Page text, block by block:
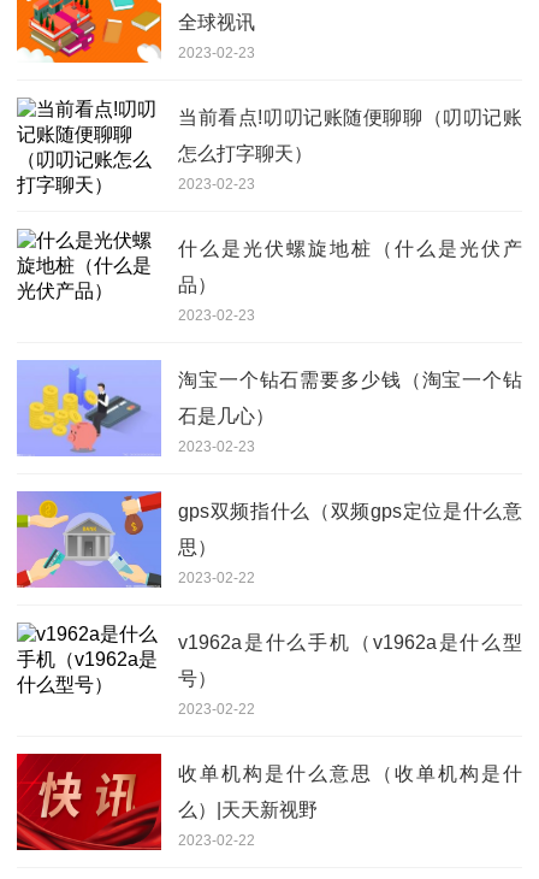
全球视讯
2023-02-23
当前看点!叨叨记账随便聊聊（叨叨记账
怎么打字聊天）
2023-02-23
什么是光伏螺旋地桩（什么是光伏产
品）
2023-02-23
淘宝一个钻石需要多少钱（淘宝一个钻
石是几心）
2023-02-23
gps双频指什么（双频gps定位是什么意
思）
2023-02-22
v1962a是什么手机（v1962a是什么型
号）
2023-02-22
收单机构是什么意思（收单机构是什
么）|天天新视野
2023-02-22